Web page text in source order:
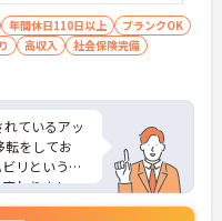
年間休日110日以上
ブランクOK
高収入
社会保険完備
ているアッ
転をしてお
リという観
わりまし
養120床の